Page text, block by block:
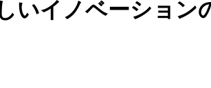
いイノベーション